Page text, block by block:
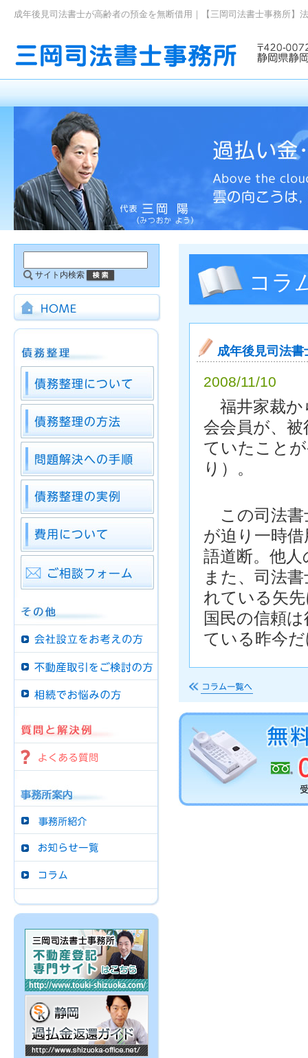
成年後見司法書士が高齢者の預金を無断借用｜【三岡司法書士事務所】
コラ
成年後見司法
2008/11/10
福井家裁か
会会員が、
ていたこと
り）。
この司法書
が迫り一時
語道断。他
また、司法
れている矢
国民の信頼
ている昨今
サイト内検索